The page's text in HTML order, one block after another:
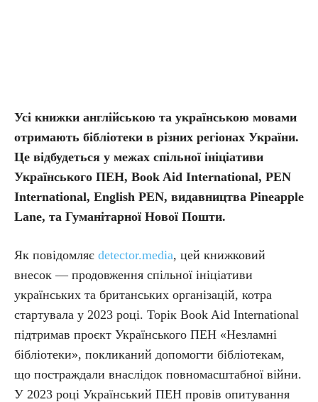
Усі книжки англійською та українською мовами
отримають бібліотеки в різних регіонах України.
Це відбудеться у межах спільної ініціативи
Українського ПЕН, Book Aid International, PEN
International, English PEN, видавництва Pineapple
Lane, та Гуманітарної Нової Пошти.
Як повідомляє detector.media, цей книжковий
внесок — продовження спільної ініціативи
українських та британських організацій, котра
стартувала у 2023 році. Торік Book Aid International
підтримав проєкт Українського ПЕН «Незламні
бібліотеки», покликаний допомогти бібліотекам,
що постраждали внаслідок повномасштабної війни.
У 2023 році Український ПЕН провів опитування